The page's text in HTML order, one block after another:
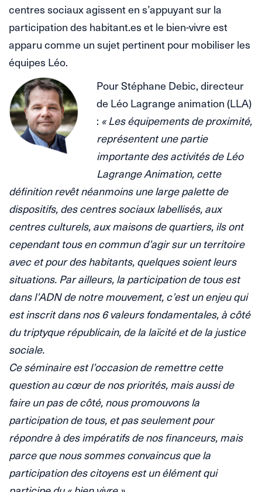
centres sociaux agissent en s’appuyant sur la
participation des habitant.es et le bien-vivre est
apparu comme un sujet pertinent pour mobiliser les
équipes Léo.
Pour Stéphane Debic, directeur
de Léo Lagrange animation (LLA)
: « Les équipements de proximité,
représentent une partie
importante des activités de Léo
Lagrange Animation, cette
définition revêt néanmoins une large palette de
dispositifs, des centres sociaux labellisés, aux
centres culturels, aux maisons de quartiers, ils ont
cependant tous en commun d’agir sur un territoire
avec et pour des habitants, quelques soient leurs
situations. Par ailleurs, la participation de tous est
dans l’ADN de notre mouvement, c’est un enjeu qui
est inscrit dans nos 6 valeurs fondamentales, à côté
du triptyque républicain, de la laïcité et de la justice
sociale.
Ce séminaire est l’occasion de remettre cette
question au cœur de nos priorités, mais aussi de
faire un pas de côté, nous promouvons la
participation de tous, et pas seulement pour
répondre à des impératifs de nos financeurs, mais
parce que nous sommes convaincus que la
participation des citoyens est un élément qui